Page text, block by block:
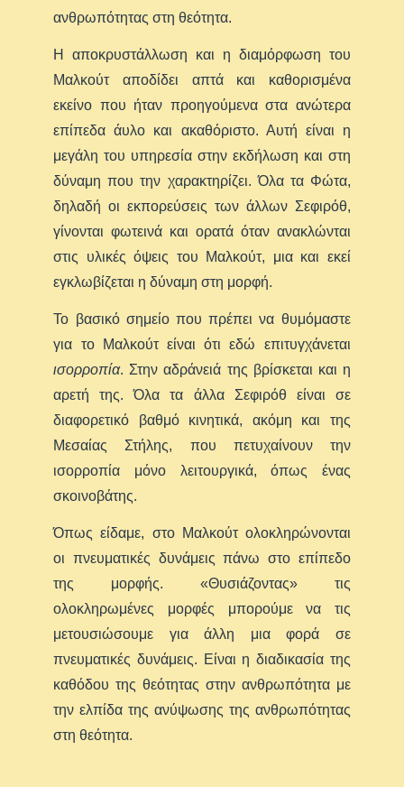
ανθρωπότητας στη θεότητα.
Η αποκρυστάλλωση και η διαμόρφωση του
Μαλκούτ αποδίδει απτά και καθορισμένα
εκείνο που ήταν προηγούμενα στα ανώτερα
επίπεδα άυλο και ακαθόριστο. Αυτή είναι η
μεγάλη του υπηρεσία στην εκδήλωση και στη
δύναμη που την χαρακτηρίζει. Όλα τα Φώτα,
δηλαδή οι εκπορεύσεις των άλλων Σεφιρόθ,
γίνονται φωτεινά και ορατά όταν ανακλώνται
στις υλικές όψεις του Μαλκούτ, μια και εκεί
εγκλωβίζεται η δύναμη στη μορφή.
Το βασικό σημείο που πρέπει να θυμόμαστε
για το Μαλκούτ είναι ότι εδώ επιτυγχάνεται
ισορροπία. Στην αδράνειά της βρίσκεται και η
αρετή της. Όλα τα άλλα Σεφιρόθ είναι σε
διαφορετικό βαθμό κινητικά, ακόμη και της
Μεσαίας Στήλης, που πετυχαίνουν την
ισορροπία μόνο λειτουργικά, όπως ένας
σκοινοβάτης.
Όπως είδαμε, στο Μαλκούτ ολοκληρώνονται
οι πνευματικές δυνάμεις πάνω στο επίπεδο
της μορφής. «Θυσιάζοντας» τις
ολοκληρωμένες μορφές μπορούμε να τις
μετουσιώσουμε για άλλη μια φορά σε
πνευματικές δυνάμεις. Είναι η διαδικασία της
καθόδου της θεότητας στην ανθρωπότητα με
την ελπίδα της ανύψωσης της ανθρωπότητας
στη θεότητα.